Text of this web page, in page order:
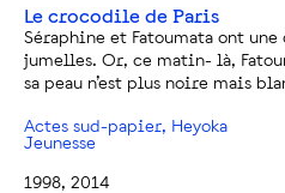
Le crocodile de Paris
Séraphine et Fatoumata ont une
jumelles. Or, ce matin- là,
sa peau n’est plus noire mais
Actes sud-papier, Heyoka
Jeunesse
1998, 2014